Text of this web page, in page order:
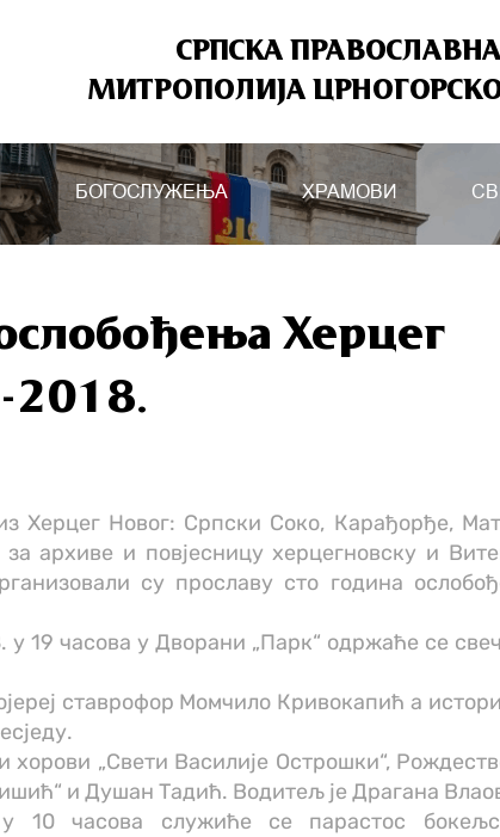
СРПСКА
МИТРОПОЛИЈА
БОГОСЛУЖЕЊА ХРАМОВИ
Херцег
2018.
Херцег Новог: Српски Соко, Карађорђе,
архиве и повјесницу херцегновску и
су прославу сто година
у 19 часова у Дворани „Парк“ одржаће се
ставрофор Момчило Кривокапић а
хорови „Свети Василије Острошки“,
и Душан Тадић. Водитељ је Драгана
10 часова служиће се парастос